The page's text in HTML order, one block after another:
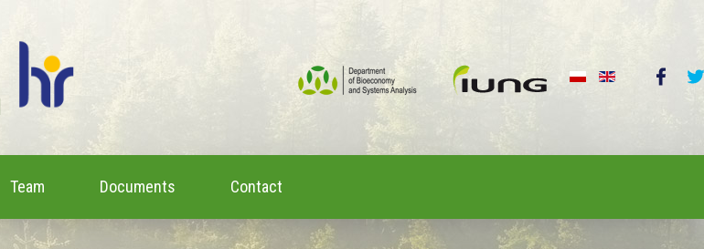
Team Documents Contact